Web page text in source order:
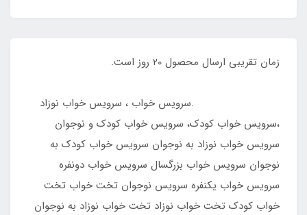
زمان تقریبی ارسال محصول 20 روز است.
.سرویس خواب ، سرویس خواب نوزاد
،سرویس خواب کودک، سرویس خواب کودک و نوجوان
سرویس خواب نوزاد به نوجوان سرویس خواب کودک به
نوجوان سرویس خواب بزرگسال سرویس خواب دونفره
سرویس خواب یکنفره سرویس نوجوان تخت خواب تخت
خواب کودک تخت خواب نوزاد تخت خواب نوزاد به نوجوان